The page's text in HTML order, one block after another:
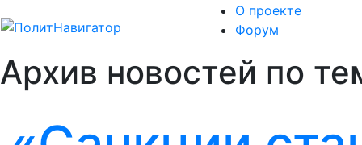
О проекте
Форум
Архив новостей по